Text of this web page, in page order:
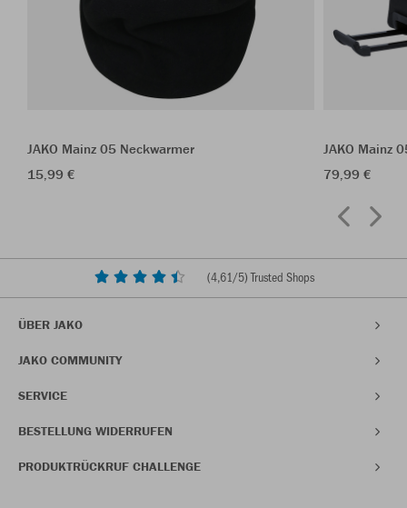
JAKO Mainz 05 Neckwarmer
15,99 €
JAKO Mainz
79,99 €
(4,61/5) Trusted Shops
ÜBER JAKO
JAKO COMMUNITY
SERVICE
BESTELLUNG WIDERRUFEN
PRODUKTRÜCKRUF CHALLENGE